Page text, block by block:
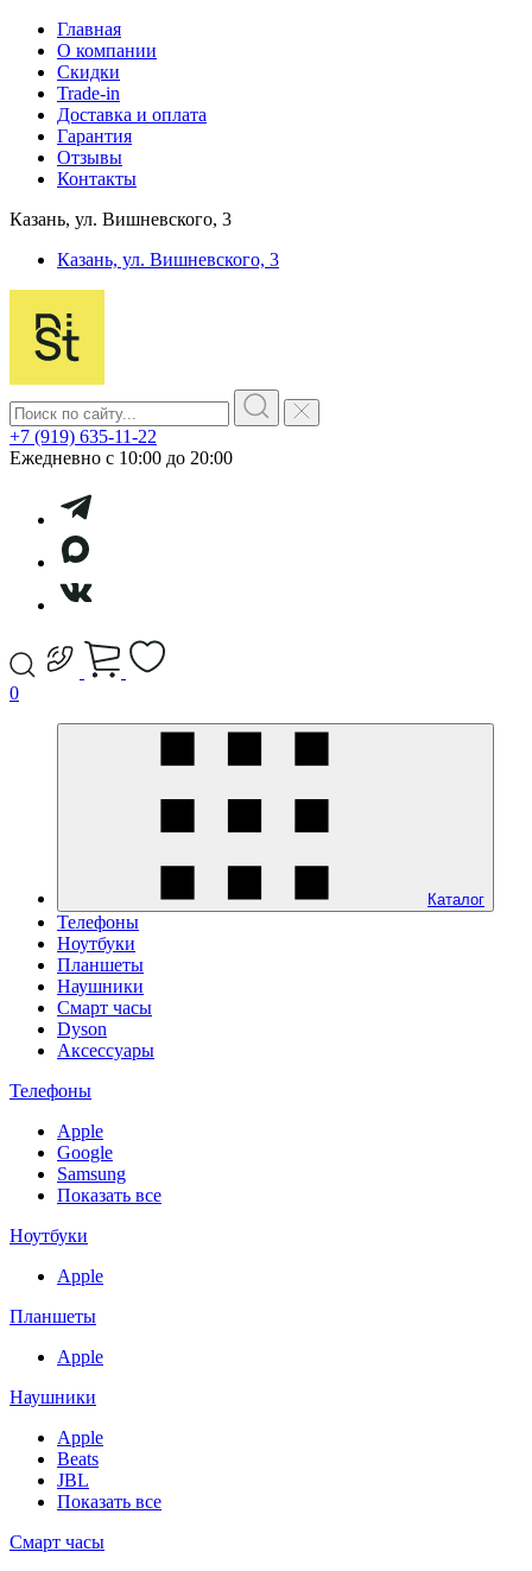
Главная
О компании
Скидки
Trade-in
Доставка и оплата
Гарантия
Отзывы
Контакты
Казань, ул. Вишневского, 3
Казань, ул. Вишневского, 3
+7 (919) 635-11-22
Ежедневно с 10:00 до 20:00
0
Каталог
Телефоны
Ноутбуки
Планшеты
Наушники
Смарт часы
Dyson
Аксессуары
Телефоны
Apple
Google
Samsung
Показать все
Ноутбуки
Apple
Планшеты
Apple
Наушники
Apple
Beats
JBL
Показать все
Смарт часы